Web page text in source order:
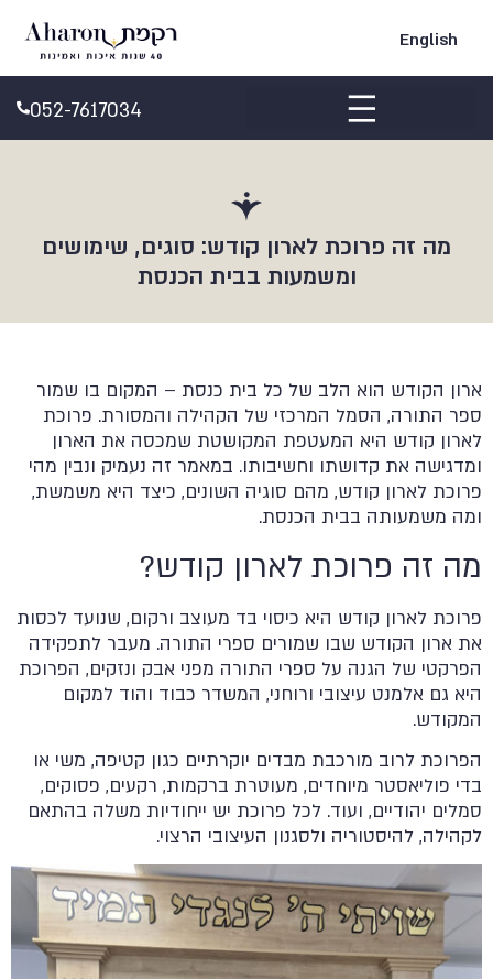
English
052-7617034
מה זה פרוכת לארון קודש: סוגים, שימושים
ומשמעות בבית הכנסת
ארון הקודש הוא הלב של כל בית כנסת – המקום בו שמור
ספר התורה, הסמל המרכזי של הקהילה והמסורת. פרוכת
לארון קודש היא המעטפת המקושטת שמכסה את הארון
ומדגישה את קדושתו וחשיבותו. במאמר זה נעמיק ונבין מהי
פרוכת לארון קודש, מהם סוגיה השונים, כיצד היא משמשת,
ומה משמעותה בבית הכנסת.
מה זה פרוכת לארון קודש?
פרוכת לארון קודש היא כיסוי בד מעוצב ורקום, שנועד לכסות
את ארון הקודש שבו שמורים ספרי התורה. מעבר לתפקידה
הפרקטי של הגנה על ספרי התורה מפני אבק ונזקים, הפרוכת
היא גם אלמנט עיצובי ורוחני, המשדר כבוד והוד למקום
המקודש.
הפרוכת לרוב מורכבת מבדים יוקרתיים כגון קטיפה, משי או
בדי פוליאסטר מיוחדים, מעוטרת ברקמות, רקעים, פסוקים,
סמלים יהודיים, ועוד. לכל פרוכת יש ייחודיות משלה בהתאם
לקהילה, להיסטוריה ולסגנון העיצובי הרצוי.